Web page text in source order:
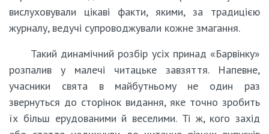
вислуховували цікаві факти, якими, за традицією
журналу, ведучі супроводжували кожне змагання.
Такий динамічний розбір усіх принад «Барвінку»
розпалив у малечі читацьке завзяття. Напевне,
учасники свята в майбутньому не один раз
звернуться до сторінок видання, яке точно зробить
їх більш ерудованими й веселими. Ті ж, кого захід